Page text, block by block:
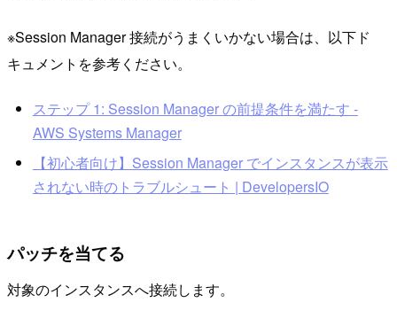
※Session Manager 接続がうまくいかない場合は、以下ド
キュメントを参考ください。
ステップ 1: Session Manager の前提条件を満たす -
AWS Systems Manager
【初心者向け】Session Manager でインスタンスが表示
されない時のトラブルシュート | DevelopersIO
パッチを当てる
対象のインスタンスへ接続します。